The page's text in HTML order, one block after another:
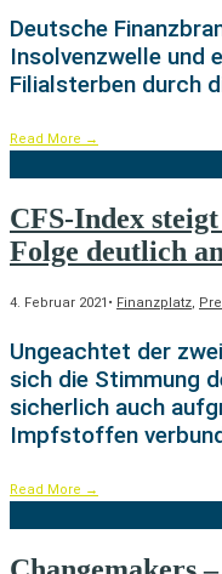
Deutsche
Insolvenzwelle und
Filialsterben durch
Read More →
CFS-Index
Folge deutlich
4. Februar 2021 • Finanzplatz,
Ungeachtet der
sich die Stimmung
sicherlich auch
Impfstoffen
Read More →